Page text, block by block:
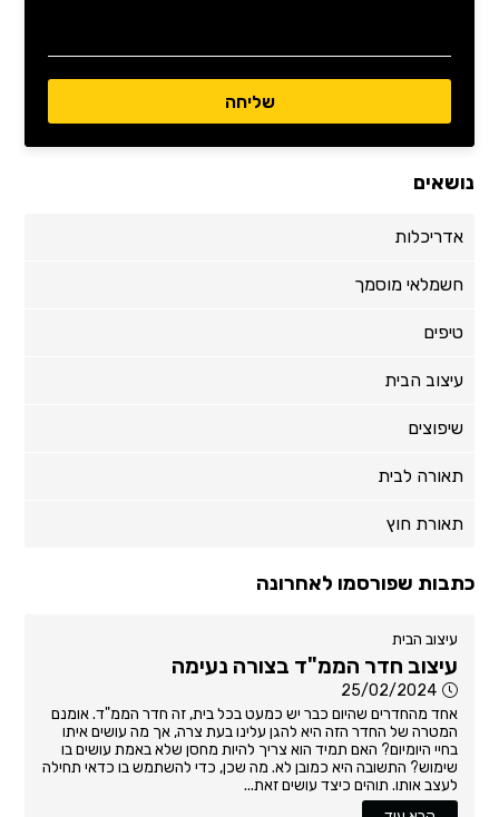
נושאים
אדריכלות
חשמלאי מוסמך
טיפים
עיצוב הבית
שיפוצים
תאורה לבית
תאורת חוץ
כתבות שפורסמו לאחרונה
עיצוב הבית
עיצוב חדר הממ"ד בצורה נעימה
25/02/2024
אחד מהחדרים שהיום כבר יש כמעט בכל בית, זה חדר הממ"ד. אומנם
המטרה של החדר הזה היא להגן עלינו בעת צרה, אך מה עושים איתו
בחיי היומיום? האם תמיד הוא צריך להיות מחסן שלא באמת עושים בו
שימוש? התשובה היא כמובן לא. מה שכן, כדי להשתמש בו כדאי תחילה
לעצב אותו. תוהים כיצד עושים זאת...